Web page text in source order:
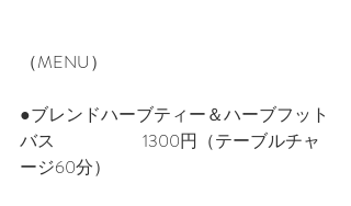
（MENU）
●ブレンドハーブティー＆ハーブフット
バス　　　　　1300円（テーブルチャ
ージ60分）